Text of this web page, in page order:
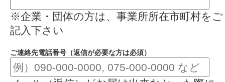
※企業・団体の方は、事業所所在市町村をご
記入下さい
ご連絡先電話番号（返信が必要な方は必須）